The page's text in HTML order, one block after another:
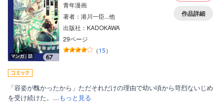
マンガ｜話
青年漫画
著者：港川一臣...他
出版社：KADOKAWA
29ページ
（15）
作品詳細
「容姿が醜かったから」ただそれだけの理由で幼い頃から苛烈ないじめ
を受け続けた。…もっと見る